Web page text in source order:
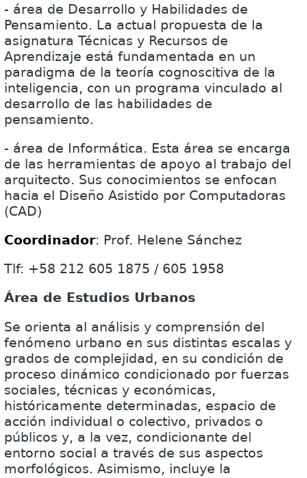
- área de Desarrollo y Habilidades de
Pensamiento. La actual propuesta de la
asignatura Técnicas y Recursos de
Aprendizaje está fundamentada en un
paradigma de la teoría cognoscitiva de la
inteligencia, con un programa vinculado al
desarrollo de las habilidades de
pensamiento.
- área de Informática. Esta área se encarga
de las herramientas de apoyo al trabajo del
arquitecto. Sus conocimientos se enfocan
hacia el Diseño Asistido por Computadoras
(CAD)
Coordinador: Prof. Helene Sánchez
Tlf: +58 212 605 1875 / 605 1958
Área de Estudios Urbanos
Se orienta al análisis y comprensión del
fenómeno urbano en sus distintas escalas y
grados de complejidad, en su condición de
proceso dinámico condicionado por fuerzas
sociales, técnicas y económicas,
históricamente determinadas, espacio de
acción individual o colectivo, privados o
públicos y, a la vez, condicionante del
entorno social a través de sus aspectos
morfológicos. Asimismo, incluye la